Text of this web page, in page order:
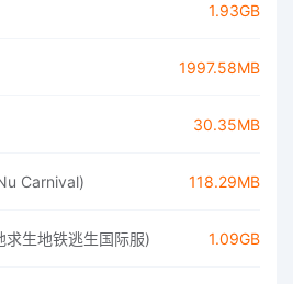
1.93GB
1997.58MB
30.35MB
Carnival) 118.29MB
求生地铁逃生国际服) 1.09GB